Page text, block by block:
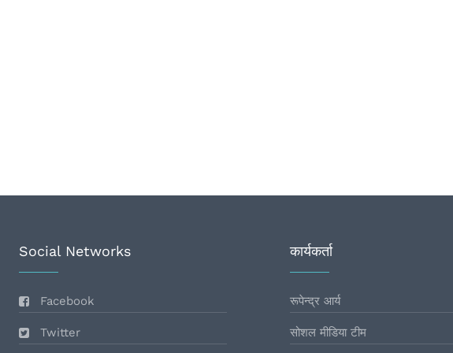
Social Networks
Facebook
Twitter
कार्यकर्ता
रूपेन्द्र आर्य
सोशल मीडिया टीम